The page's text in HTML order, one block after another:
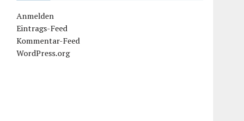
Anmelden
Eintrags-Feed
Kommentar-Feed
WordPress.org